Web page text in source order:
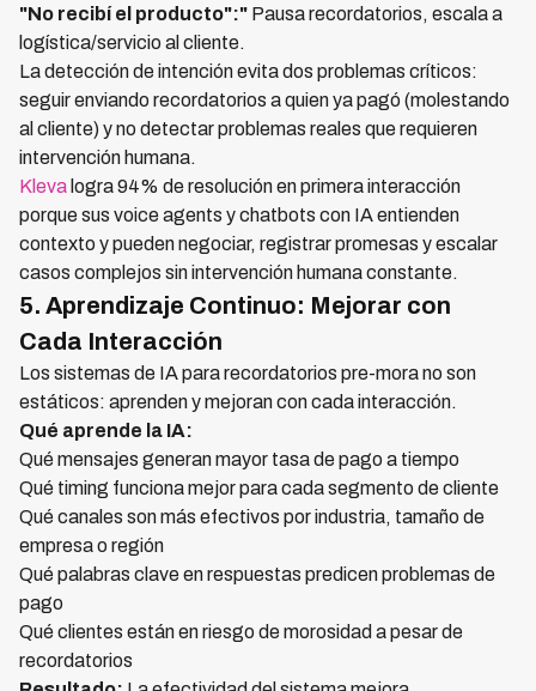
"No recibí el producto":" Pausa recordatorios, escala a
logística/servicio al cliente.
La detección de intención evita dos problemas críticos:
seguir enviando recordatorios a quien ya pagó (molestando
al cliente) y no detectar problemas reales que requieren
intervención humana.
Kleva logra 94% de resolución en primera interacción
porque sus voice agents y chatbots con IA entienden
contexto y pueden negociar, registrar promesas y escalar
casos complejos sin intervención humana constante.
5. Aprendizaje Continuo: Mejorar con
Cada Interacción
Los sistemas de IA para recordatorios pre-mora no son
estáticos: aprenden y mejoran con cada interacción.
Qué aprende la IA:
Qué mensajes generan mayor tasa de pago a tiempo
Qué timing funciona mejor para cada segmento de cliente
Qué canales son más efectivos por industria, tamaño de
empresa o región
Qué palabras clave en respuestas predicen problemas de
pago
Qué clientes están en riesgo de morosidad a pesar de
recordatorios